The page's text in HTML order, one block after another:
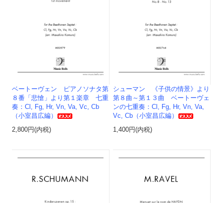
ベートーヴェン ピアノソナタ第
８番「悲愴」より第１楽章 七重
奏：Cl, Fg, Hr, Vn, Va, Vc, Cb
（小室昌広編）
2,800円(内税)
シューマン 《子供の情景》より
第８曲～第１３曲 ベートーヴェ
ンの七重奏：Cl, Fg, Hr, Vn, Va,
Vc, Cb（小室昌広編）
1,400円(内税)